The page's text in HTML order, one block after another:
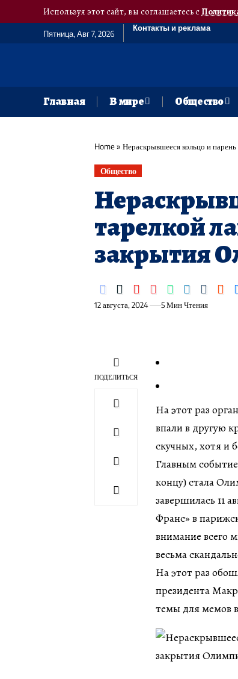
Используя этот сайт, вы соглашаетесь с
Пятница, Авг 7, 2026
Контакты и реклама
Главная В мире Общество
Home» Нераскрывшееся кольцо и
Общество
тарелкой
закрытия
12 августа, 2024 5 Мин Чтения
ПОДЕЛИТЬСЯ
На этот раз
впали в другую
скучных, хотя и
Главным
концу) стала
завершилась 11
Франс» в
внимание всего
весьма
На этот раз
президента
темы для мемов